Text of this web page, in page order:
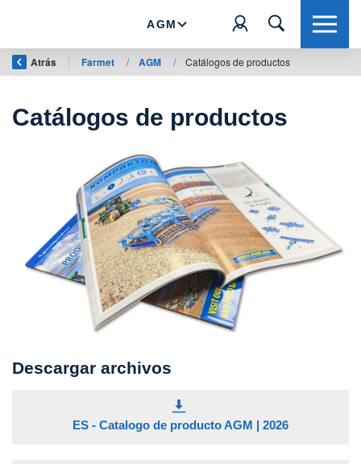
AGM
Atrás Farmet / AGM / Catálogos de productos
Catálogos de productos
Descargar archivos
ES - Catalogo de producto AGM | 2026